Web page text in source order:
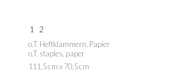
1
2
o.T. Heftklammern, Papier
o.T. staples, paper
111,5 cm x 70,5 cm